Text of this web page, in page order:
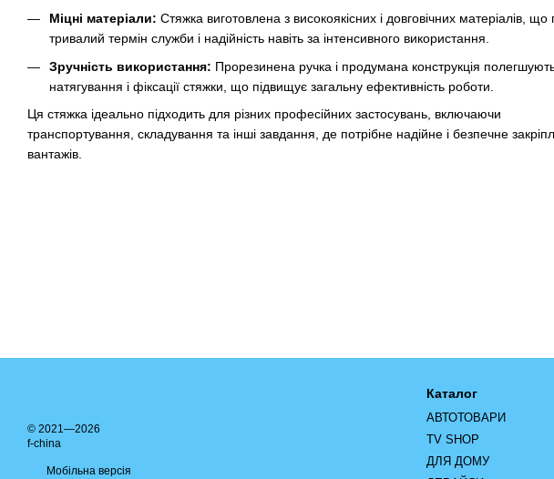
Міцні матеріали: Стяжка виготовлена з високоякісних і довговічних матеріалів, що
тривалий термін служби і надійність навіть за інтенсивного використання.
Зручність використання: Прорезинена ручка і продумана конструкція
натягування і фіксації стяжки, що підвищує загальну ефективність роботи.
Ця стяжка ідеально підходить для різних професійних застосувань, включаючи
транспортування, складування та інші завдання, де потрібне надійне і безпечне
вантажів.
© 2021—2026
f-china
Мобільна версія
Каталог
АВТОТОВАРИ
TV SHOP
ДЛЯ ДОМУ